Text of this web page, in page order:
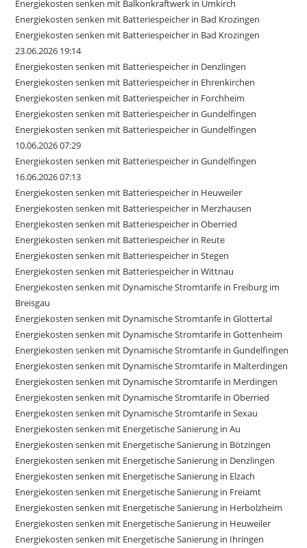
Energiekosten senken mit Balkonkraftwerk in Umkirch
Energiekosten senken mit Batteriespeicher in Bad Krozingen
Energiekosten senken mit Batteriespeicher in Bad Krozingen
23.06.2026 19:14
Energiekosten senken mit Batteriespeicher in Denzlingen
Energiekosten senken mit Batteriespeicher in Ehrenkirchen
Energiekosten senken mit Batteriespeicher in Forchheim
Energiekosten senken mit Batteriespeicher in Gundelfingen
Energiekosten senken mit Batteriespeicher in Gundelfingen
10.06.2026 07:29
Energiekosten senken mit Batteriespeicher in Gundelfingen
16.06.2026 07:13
Energiekosten senken mit Batteriespeicher in Heuweiler
Energiekosten senken mit Batteriespeicher in Merzhausen
Energiekosten senken mit Batteriespeicher in Oberried
Energiekosten senken mit Batteriespeicher in Reute
Energiekosten senken mit Batteriespeicher in Stegen
Energiekosten senken mit Batteriespeicher in Wittnau
Energiekosten senken mit Dynamische Stromtarife in Freiburg im
Breisgau
Energiekosten senken mit Dynamische Stromtarife in Glottertal
Energiekosten senken mit Dynamische Stromtarife in Gottenheim
Energiekosten senken mit Dynamische Stromtarife in Gundelfingen
Energiekosten senken mit Dynamische Stromtarife in Malterdingen
Energiekosten senken mit Dynamische Stromtarife in Merdingen
Energiekosten senken mit Dynamische Stromtarife in Oberried
Energiekosten senken mit Dynamische Stromtarife in Sexau
Energiekosten senken mit Energetische Sanierung in Au
Energiekosten senken mit Energetische Sanierung in Bötzingen
Energiekosten senken mit Energetische Sanierung in Denzlingen
Energiekosten senken mit Energetische Sanierung in Elzach
Energiekosten senken mit Energetische Sanierung in Freiamt
Energiekosten senken mit Energetische Sanierung in Herbolzheim
Energiekosten senken mit Energetische Sanierung in Heuweiler
Energiekosten senken mit Energetische Sanierung in Ihringen